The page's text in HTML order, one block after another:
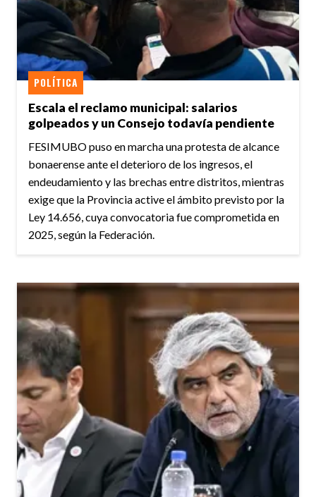
Escala el reclamo municipal: salarios
golpeados y un Consejo todavía pendiente
POLÍTICA
FESIMUBO puso en marcha una protesta de alcance
bonaerense ante el deterioro de los ingresos, el
endeudamiento y las brechas entre distritos, mientras
exige que la Provincia active el ámbito previsto por la
Ley 14.656, cuya convocatoria fue comprometida en
2025, según la Federación.